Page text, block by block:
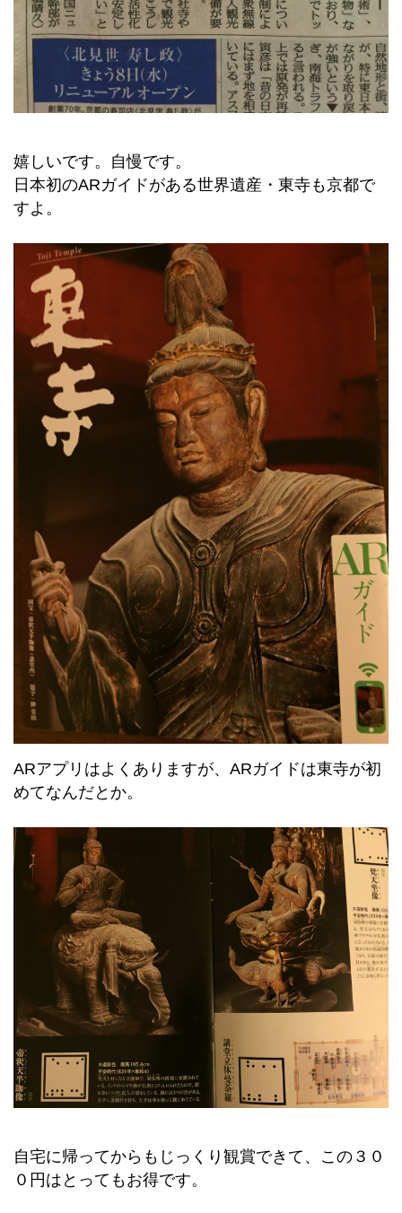
嬉しいです。自慢です。
日本初のARガイドがある世界遺産・東寺も京都で
すよ。
ARアプリはよくありますが、ARガイドは東寺が初
めてなんだとか。
自宅に帰ってからもじっくり観賞できて、この３０
０円はとってもお得です。